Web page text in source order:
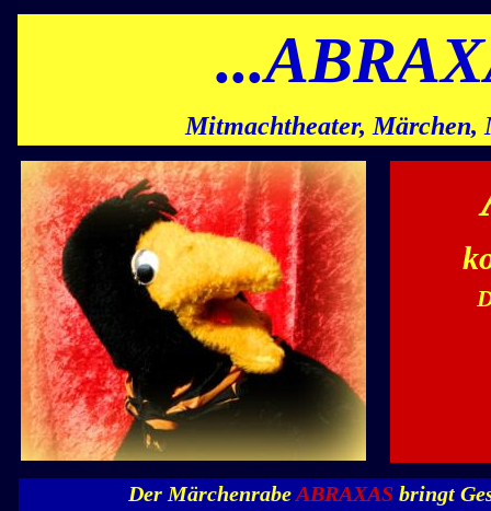
Mitmachtheater, Märchen,
Der MärchenrabeABRAXAS bringt